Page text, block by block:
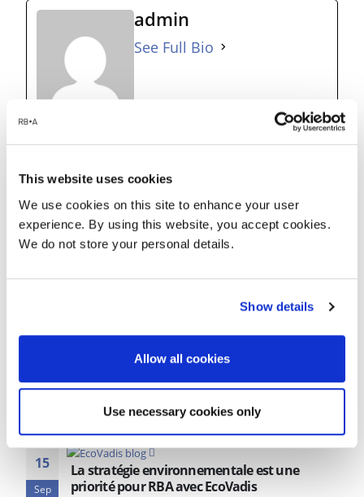
This website uses cookies
We use cookies on this site to enhance your user
experience. By using this website, you accept cookies.
We do not store your personal details.
Show details
Allow all cookies
Use necessary cookies only
admin
See Full Bio
POSTS
15
Sep
La stratégie environnementale est une
priorité pour RBA avec EcoVadis